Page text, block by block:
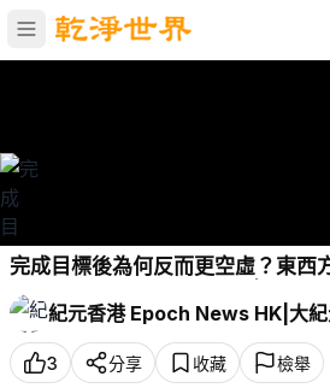
完成目標後為何反而更空虛？東西
3 分享 收藏 檢舉